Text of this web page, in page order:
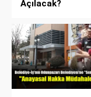
Açılacak?